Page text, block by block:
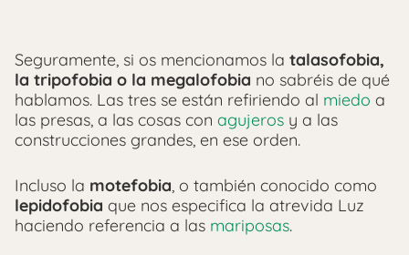
Seguramente, si os mencionamos la talasofobia,
la tripofobia o la megalofobia no sabréis de qué
hablamos. Las tres se están refiriendo al miedo a
las presas, a las cosas con agujeros y a las
construcciones grandes, en ese orden.
Incluso la motefobia, o también conocido como
lepidofobia que nos especifica la atrevida Luz
haciendo referencia a las mariposas.